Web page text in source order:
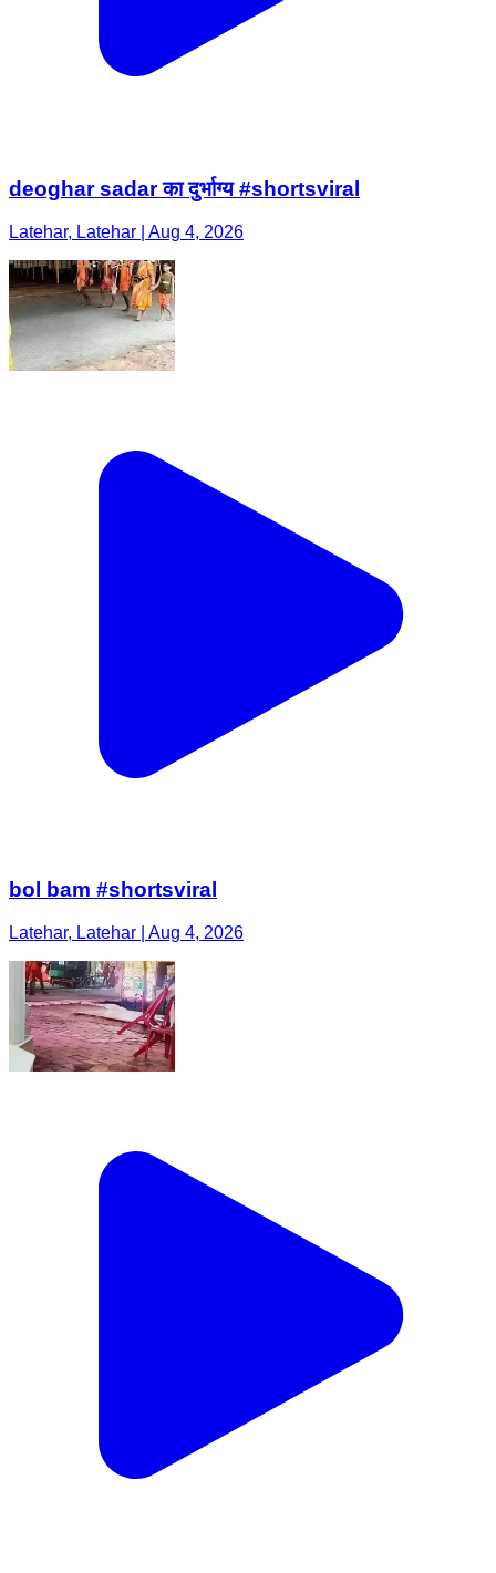
deoghar sadar का दुर्भाग्य #shortsviral
Latehar, Latehar | Aug 4, 2026
bol bam #shortsviral
Latehar, Latehar | Aug 4, 2026